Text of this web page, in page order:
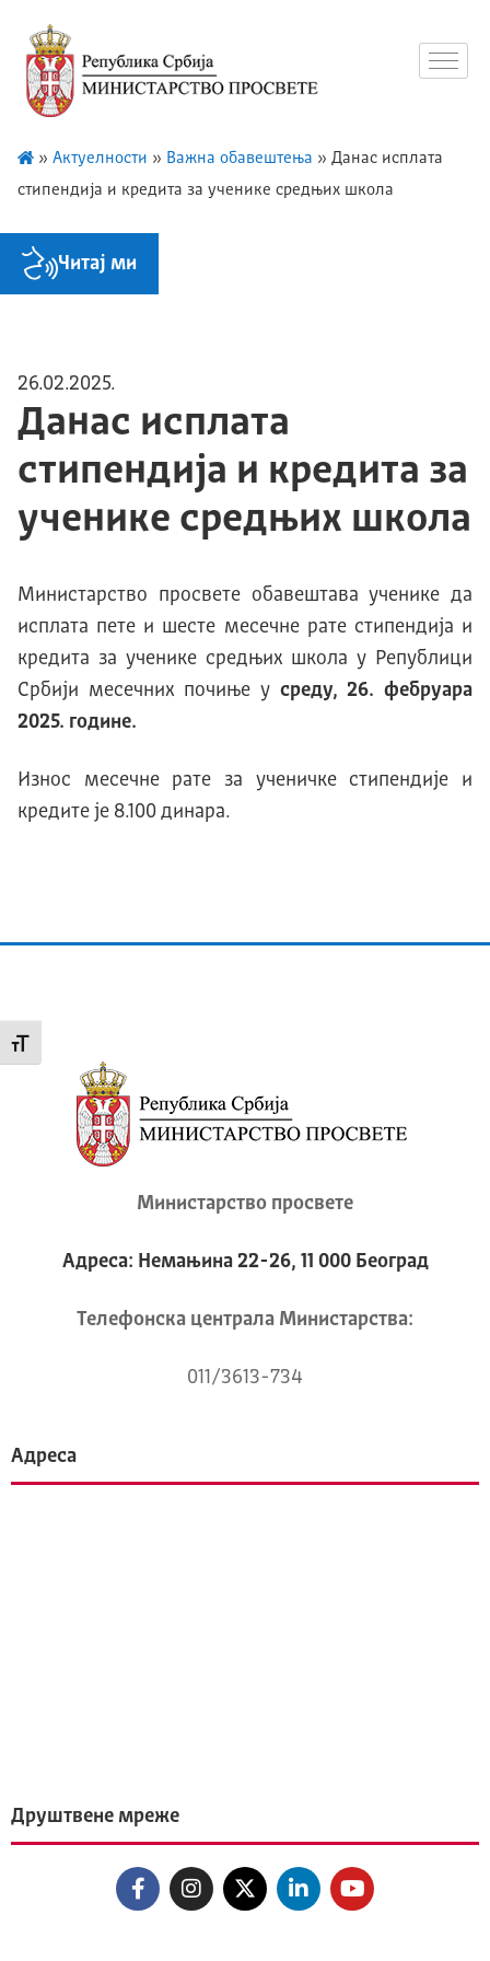
Промени величину слова
» Актуелности » Важна обавештења » Данас исплата
стипендија и кредита за ученике средњих школа
Читај ми
26.02.2025.
Данас исплата
стипендија и кредита за
ученике средњих школа
Министарство просвете обавештава ученике да
исплата пете и шесте месечне рате стипендија и
кредита за ученике средњих школа у Републици
Србији месечних почиње у среду, 26. фебруара
2025. године.
Износ месечне рате за ученичке стипендије и
кредите је 8.100 динара.
Министарство просвете
Адреса: Немањина 22-26, 11 000 Београд
Телeфонска централа Mинистарства:
011/3613-734
Адреса
Друштвене мреже